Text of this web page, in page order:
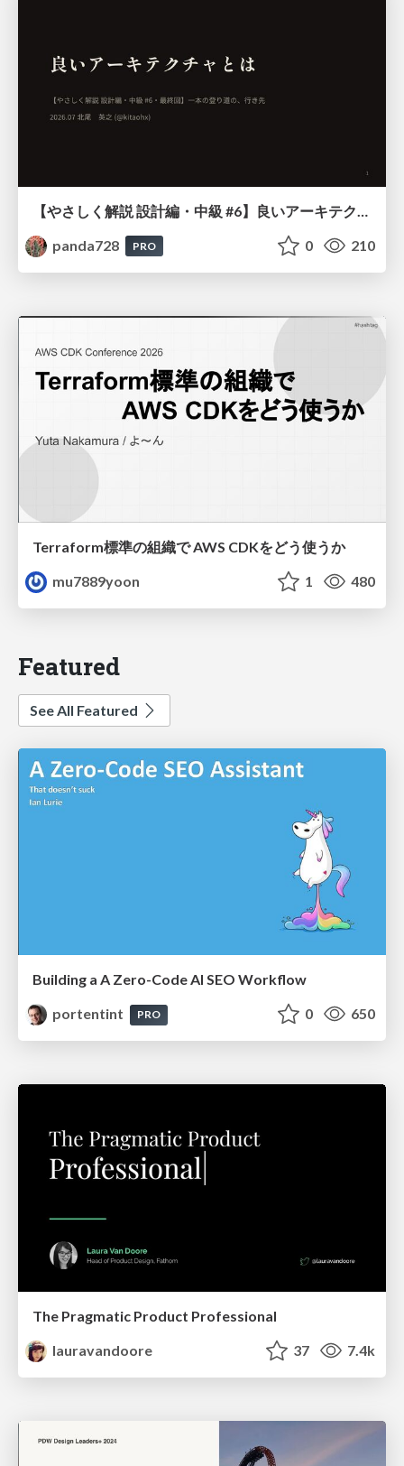
panda728
PRO 0 210
Terraform標準の組織で AWS CDKをどう使うか
mu7889yoon
1 480
Featured
See All Featured
Building a A Zero-Code AI SEO Workflow
portentint
PRO 0 650
The Pragmatic Product Professional
lauravandoore
37 7.4k